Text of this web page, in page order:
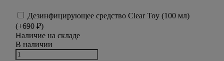
Дезинфицирующее средство Clear Toy (100 мл)
(+690 ₽)
Наличие на складе
В наличии